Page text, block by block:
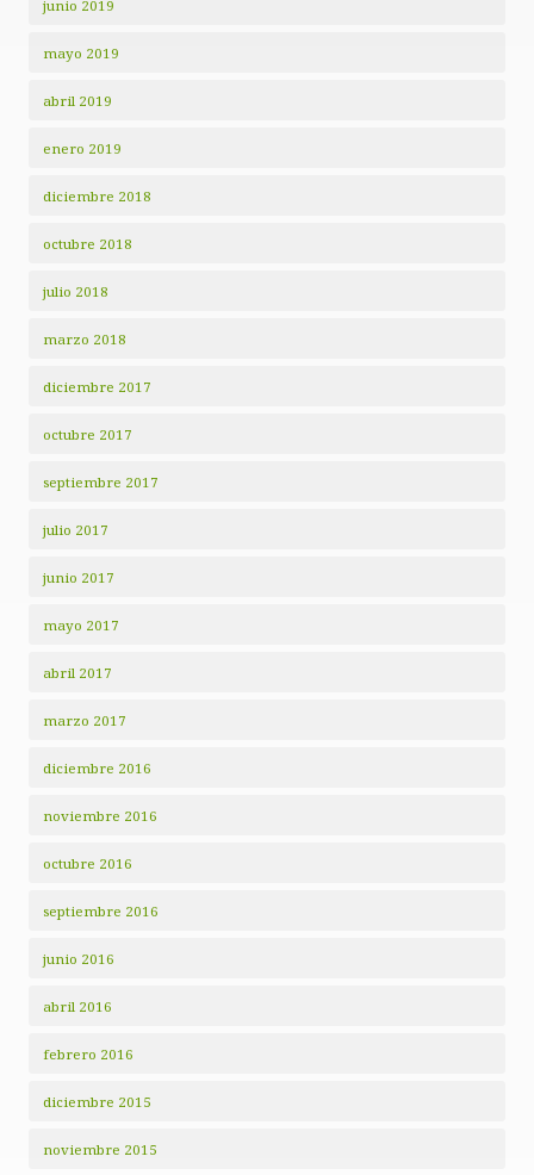
junio 2019
mayo 2019
abril 2019
enero 2019
diciembre 2018
octubre 2018
julio 2018
marzo 2018
diciembre 2017
octubre 2017
septiembre 2017
julio 2017
junio 2017
mayo 2017
abril 2017
marzo 2017
diciembre 2016
noviembre 2016
octubre 2016
septiembre 2016
junio 2016
abril 2016
febrero 2016
diciembre 2015
noviembre 2015